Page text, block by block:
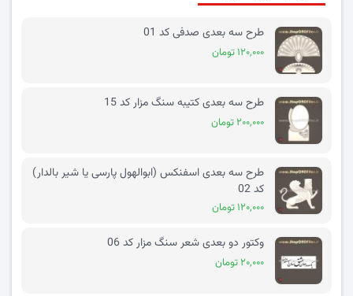
طرح سه بعدی صدفی کد 01
۱۲۰,۰۰۰ تومان
طرح سه بعدی کتیبه سنگ مزار کد 15
۲۰۰,۰۰۰ تومان
طرح سه بعدی اسفنکس (ابوالهول پارسی یا شیر بالدار)
کد 02
۱۲۰,۰۰۰ تومان
وکتور دو بعدی شعر سنگ مزار کد 06
۲۰,۰۰۰ تومان